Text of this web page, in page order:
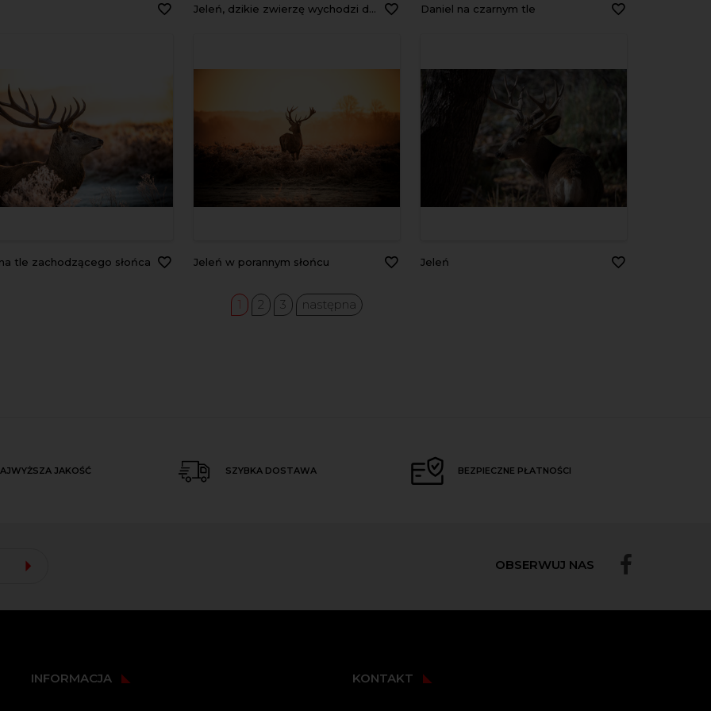
Jeleń, dzikie zwierzę wychodzi dumnie z mgły Daniel na czarnym tle
tle zachodzącego słońca Jeleń w porannym słońcu Jeleń
1 2 3 następna
JAKOŚĆ SZYBKA DOSTAWA BEZPIECZNE PŁATNOŚCI
OBSERWUJ NAS
INFORMACJA KONTAKT